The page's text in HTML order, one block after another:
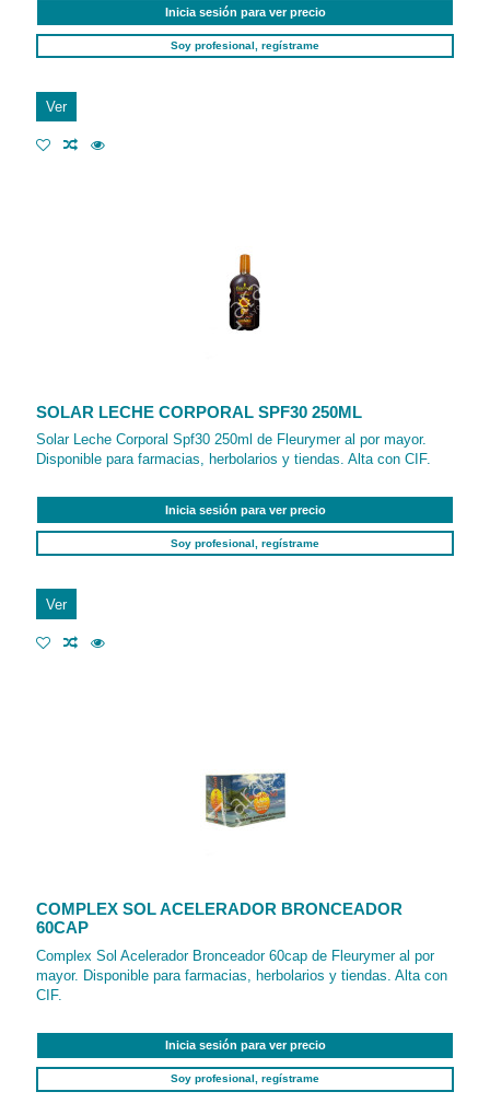
Inicia sesión para ver precio
Soy profesional, regístrame
Ver
SOLAR LECHE CORPORAL SPF30 250ML
Solar Leche Corporal Spf30 250ml de Fleurymer al por mayor.
Disponible para farmacias, herbolarios y tiendas. Alta con CIF.
Inicia sesión para ver precio
Soy profesional, regístrame
Ver
COMPLEX SOL ACELERADOR BRONCEADOR
60CAP
Complex Sol Acelerador Bronceador 60cap de Fleurymer al por
mayor. Disponible para farmacias, herbolarios y tiendas. Alta con
CIF.
Inicia sesión para ver precio
Soy profesional, regístrame